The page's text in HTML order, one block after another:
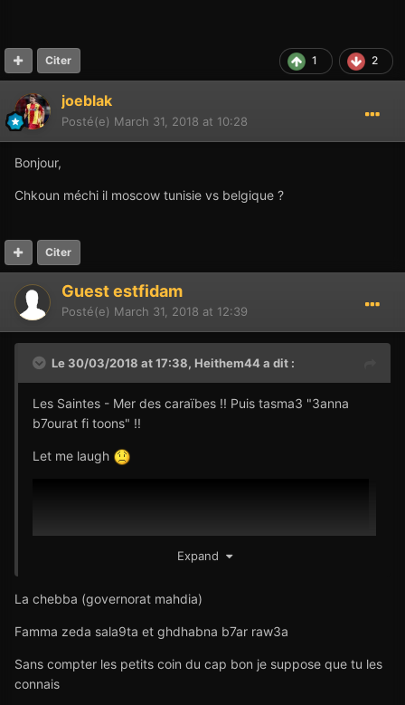
1 2
Citer
joeblak
Posté(e) March 31, 2018 at 10:28
Bonjour,
Chkoun méchi il moscow tunisie vs belgique ?
Citer
Guest estfidam
Posté(e) March 31, 2018 at 12:39
Le 30/03/2018 at 17:38, Heithem44a dit :
Les Saintes - Mer des caraïbes !! Puis tasma3 "3anna
b7ourat fi toons" !!
Let me laugh
Expand
La chebba (governorat mahdia)
Famma zeda sala9ta et ghdhabna b7ar raw3a
Sans compter les petits coin du cap bon je suppose que tu les
connais